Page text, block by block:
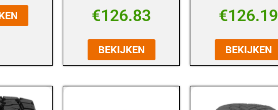
€126.83
BEKIJKEN
€126.19
BEKIJKEN